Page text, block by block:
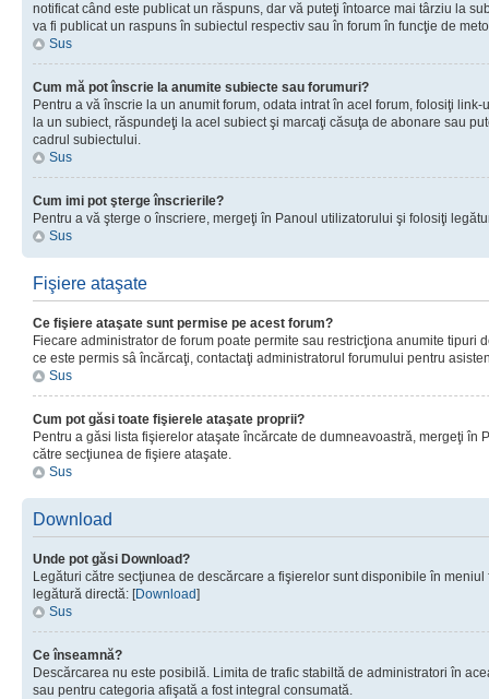
notificat când este publicat un răspuns, dar vă puteţi întoarce mai târziu la
va fi publicat un raspuns în subiectul respectiv sau în forum în funcţie de
Sus
Cum mă pot înscrie la anumite subiecte sau forumuri?
Pentru a vă înscrie la un anumit forum, odata intrat în acel forum, folosiţi
la un subiect, răspundeţi la acel subiect şi marcaţi căsuţa de abonare sau
cadrul subiectului.
Sus
Cum imi pot şterge înscrierile?
Pentru a vă şterge o înscriere, mergeţi în Panoul utilizatorului şi folosiţi
Sus
Fişiere ataşate
Ce fişiere ataşate sunt permise pe acest forum?
Fiecare administrator de forum poate permite sau restricţiona anumite tipuri
ce este permis sâ încărcaţi, contactaţi administratorul forumului pentru
Sus
Cum pot găsi toate fişierele ataşate proprii?
Pentru a găsi lista fişierelor ataşate încărcate de dumneavoastră, mergeţi în
către secţiunea de fişiere ataşate.
Sus
Download
Unde pot găsi Download?
Legături către secţiunea de descărcare a fişierelor sunt disponibile în
legătură directă: [Download]
Sus
Ce înseamnă?
Descărcarea nu este posibilă. Limita de trafic stabiltă de administratori în
sau pentru categoria afişată a fost integral consumată.